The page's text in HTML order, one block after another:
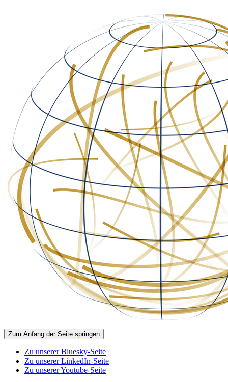
Zum Anfang der Seite springen
Zu unserer Bluesky-Seite
Zu unserer LinkedIn-Seite
Zu unserer Youtube-Seite